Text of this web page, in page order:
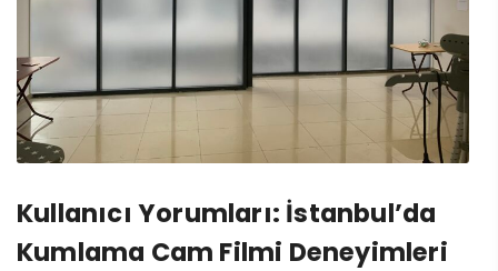
Kullanıcı Yorumları: İstanbul’da
Kumlama Cam Filmi Deneyimleri